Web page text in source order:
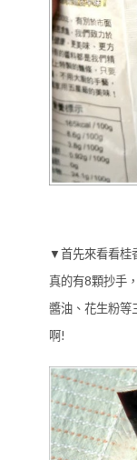
▼首先來看看桂
真的有8顆抄手
醬油、花生粉等
啊!